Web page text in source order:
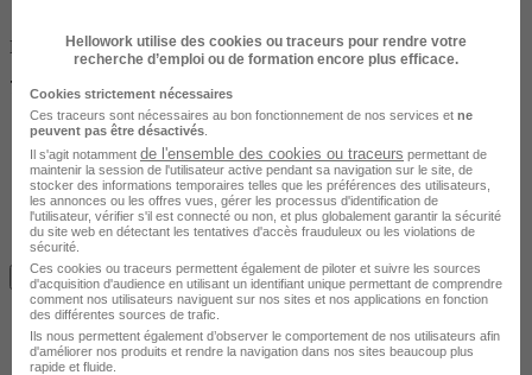
Non finançable CPF
700 €
Je m'informe gratuitement
Hellowork utilise des cookies ou traceurs pour rendre votre
recherche d’emploi ou de formation encore plus efficace.
Cookies strictement nécessaires
Ces traceurs sont nécessaires au bon fonctionnement de nos services et ne
peuvent pas être désactivés
Il s'agit notamment de l'ensemble des cookies ou traceurs permettant de
maintenir la session de l'utilisateur active pendant sa navigation sur le site, de
stocker des informations temporaires telles que les préférences des utilisateurs,
les annonces ou les offres vues, gérer les processus d'identification de
l'utilisateur, vérifier s'il est connecté ou non, et plus globalement garantir la sécurité
du site web en détectant les tentatives d'accès frauduleux ou les violations de
sécurité.
Ces cookies ou traceurs permettent également de piloter et suivre les sources
d'acquisition d'audience en utilisant un identifiant unique permettant de comprendre
comment nos utilisateurs naviguent sur nos sites et nos applications en fonction
des différentes sources de trafic.
Ils nous permettent également d’observer le comportement de nos utilisateurs afin
d'améliorer nos produits et rendre la navigation dans nos sites beaucoup plus
rapide et fluide.